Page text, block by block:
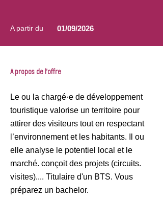
A partir du 01/09/2026
A propos de l'offre
Le ou la chargé·e de développement
touristique valorise un territoire pour
attirer des visiteurs tout en respectant
l’environnement et les habitants. Il ou
elle analyse le potentiel local et le
marché. conçoit des projets (circuits.
visites).... Titulaire d'un BTS. Vous
préparez un bachelor.